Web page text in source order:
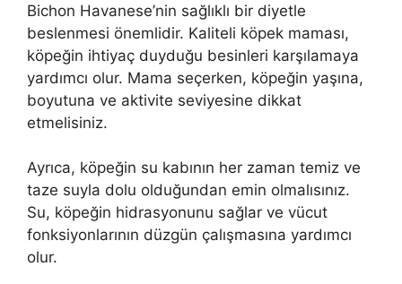
Bichon Havanese’nin sağlıklı bir diyetle
beslenmesi önemlidir. Kaliteli köpek maması,
köpeğin ihtiyaç duyduğu besinleri karşılamaya
yardımcı olur. Mama seçerken, köpeğin yaşına,
boyutuna ve aktivite seviyesine dikkat
etmelisiniz.
Ayrıca, köpeğin su kabının her zaman temiz ve
taze suyla dolu olduğundan emin olmalısınız.
Su, köpeğin hidrasyonunu sağlar ve vücut
fonksiyonlarının düzgün çalışmasına yardımcı
olur.